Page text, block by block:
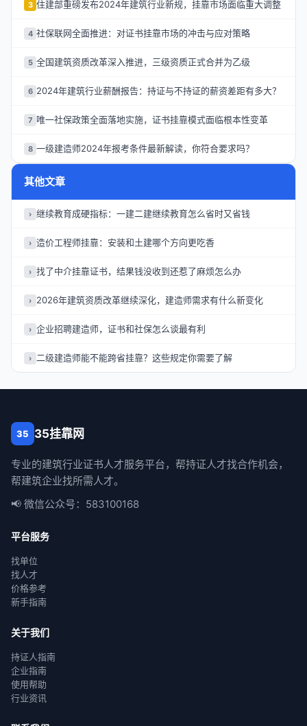
3 住建部重磅发布2024年建筑行业新规，挂靠市场面临重大调整
4 社保联网全面推进：对证书挂靠市场的冲击与应对策略
5 全国建筑资质改革深入推进，三级资质正式合并为乙级
6 2024年建筑行业薪酬报告：持证与不持证的薪资差距有多大？
7 唯一社保政策全面落地实施，证书挂靠模式面临根本性变革
8 一级建造师2024年报考条件最新解读，你符合要求吗？
其他文章
› 继续教育成硬指标：一建二建继续教育怎么省时又省钱
› 造价工程师挂靠：安装和土建哪个方向更吃香
› 找了中介挂靠证书，结果钱没收到还惹了麻烦怎么办
› 2026年建筑资质改革继续深化，建造师需求有什么新变化
› 企业招聘建造师，证书和社保怎么谈最有利
› 二级建造师能不能跨省挂靠？这些规定你需要了解
35 35挂靠网
专业的建筑行业证书人才服务平台，帮持证人才找合作机会，
帮建筑企业找所需人才。
📢 微信公众号：583100168
平台服务
找单位
找人才
价格参考
新手指南
关于我们
持证人指南
企业指南
使用帮助
行业资讯